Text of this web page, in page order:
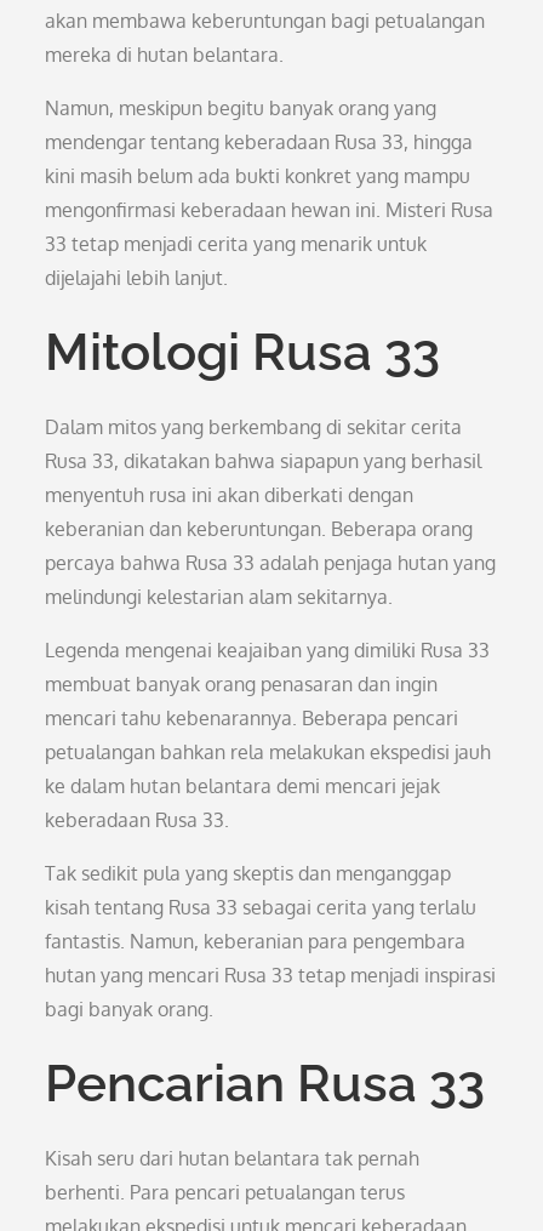
akan membawa keberuntungan bagi petualangan
mereka di hutan belantara.
Namun, meskipun begitu banyak orang yang
mendengar tentang keberadaan Rusa 33, hingga
kini masih belum ada bukti konkret yang mampu
mengonfirmasi keberadaan hewan ini. Misteri Rusa
33 tetap menjadi cerita yang menarik untuk
dijelajahi lebih lanjut.
Mitologi Rusa 33
Dalam mitos yang berkembang di sekitar cerita
Rusa 33, dikatakan bahwa siapapun yang berhasil
menyentuh rusa ini akan diberkati dengan
keberanian dan keberuntungan. Beberapa orang
percaya bahwa Rusa 33 adalah penjaga hutan yang
melindungi kelestarian alam sekitarnya.
Legenda mengenai keajaiban yang dimiliki Rusa 33
membuat banyak orang penasaran dan ingin
mencari tahu kebenarannya. Beberapa pencari
petualangan bahkan rela melakukan ekspedisi jauh
ke dalam hutan belantara demi mencari jejak
keberadaan Rusa 33.
Tak sedikit pula yang skeptis dan menganggap
kisah tentang Rusa 33 sebagai cerita yang terlalu
fantastis. Namun, keberanian para pengembara
hutan yang mencari Rusa 33 tetap menjadi inspirasi
bagi banyak orang.
Pencarian Rusa 33
Kisah seru dari hutan belantara tak pernah
berhenti. Para pencari petualangan terus
melakukan ekspedisi untuk mencari keberadaan